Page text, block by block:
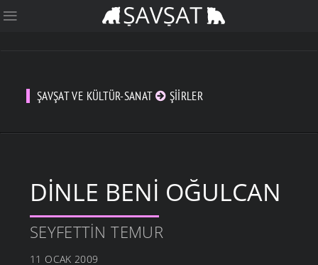
ŞAVŞAT VE KÜLTÜR-SANAT ŞIIRLER
DINLE BENI OĞULCAN
SEYFETTIN TEMUR
11 OCAK 2009